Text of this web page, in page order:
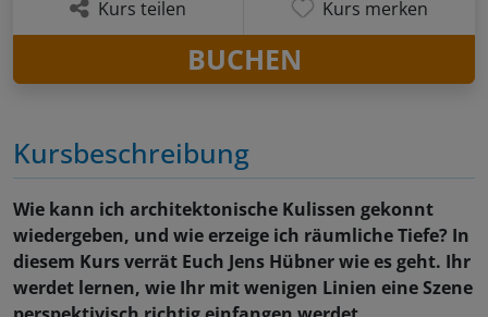
Kursbeschreibung
Wie kann ich architektonische Kulissen gekonnt
wiedergeben, und wie erzeige ich räumliche Tiefe? In
diesem Kurs verrät Euch Jens Hübner wie es geht. Ihr
werdet lernen, wie Ihr mit wenigen Linien eine Szene
Kurs teilen Kurs merken
BUCHEN